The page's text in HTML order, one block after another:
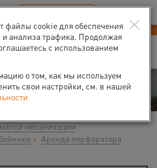
RU EN
механизации
Аренда перфоратора
×
файлы cookie для обеспечения
и анализа трафика. Продолжая
с использованием
о том, как мы используем
свои настройки, см. в нашей